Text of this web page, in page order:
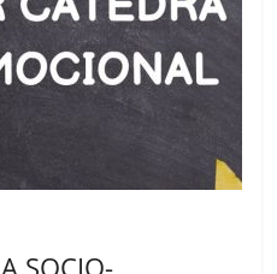
SOCIO-